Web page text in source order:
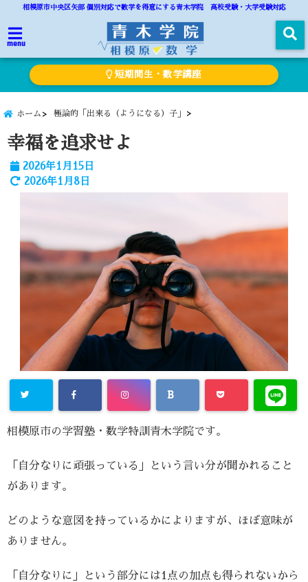
相模原市中央区矢部 個別対応で数学を得意にする青木学院 高校受験・大学受験対応
menu
短期間生・数学講座
ホーム 極論的「出来る（ようになる）子」
幸福を追求せよ
2026年1月15日
2026年1月8日
相模原市の学習塾・数学特訓青木学院です。
「自分なりに頑張っている」という言い分が聞かれること
があります。
どのような意図を持っているかによりますが、ほぼ意味が
ありません。
「自分なりに」という部分には1点の加点も得られないから